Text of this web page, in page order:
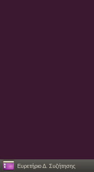
Ευρετήριο Δ. Συζήτησης